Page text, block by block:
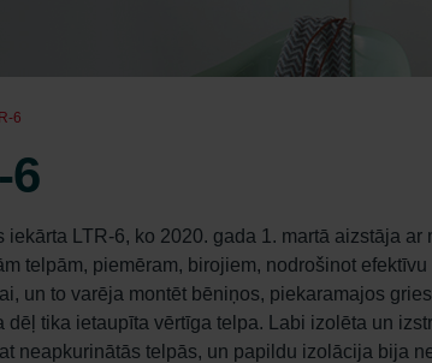
6
6
iekārta LTR-6, ko 2020. gada 1. martā aizstāja
telpām, piemēram, birojiem, nodrošinot
un to varēja montēt bēniņos, piekaramajos
dēļ tika ietaupīta vērtīga telpa. Labi izolēta un
neapkurinātās telpās, un papildu izolācija bija